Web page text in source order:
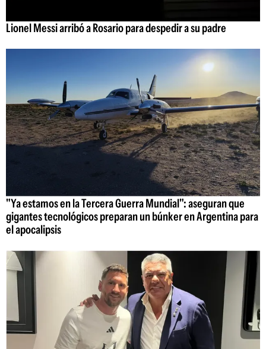
Lionel Messi arribó a Rosario para despedir a su padre
"Ya estamos en la Tercera Guerra Mundial": aseguran que
gigantes tecnológicos preparan un búnker en Argentina para
el apocalipsis